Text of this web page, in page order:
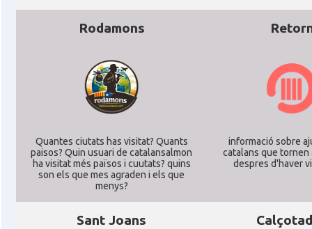
Rodamons
Quantes ciutats has visitat? Quants
paisos? Quin usuari de catalansalmon
ha visitat més països i cuutats? quins
son els que mes agraden i els que
menys?
informació sobre
catalans que tornen
despres d'haver
Sant Joans